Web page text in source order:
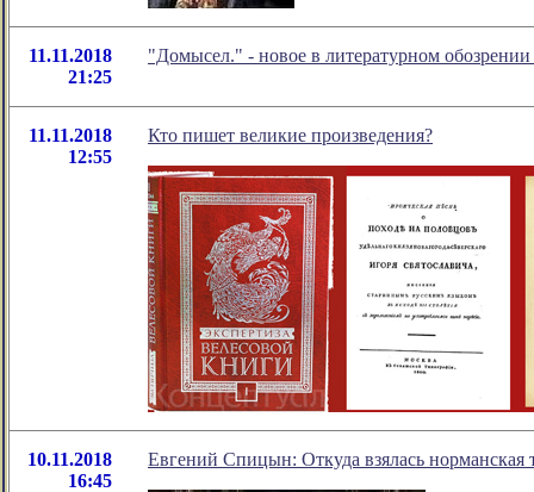
11.11.2018
21:25
"Домысел." - новое в литературном
11.11.2018
12:55
Кто пишет великие произведения?
10.11.2018
16:45
Евгений Спицын: Откуда взялась норманская